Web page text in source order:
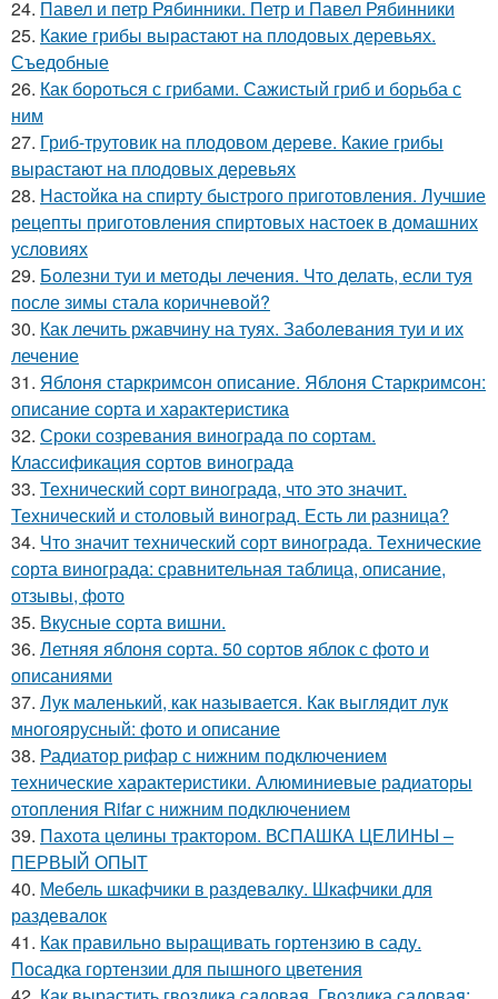
24. Павел и петр Рябинники. Петр и Павел Рябинники
25. Какие грибы вырастают на плодовых деревьях.
Съедобные
26. Как бороться с грибами. Сажистый гриб и борьба с
ним
27. Гриб-трутовик на плодовом дереве. Какие грибы
вырастают на плодовых деревьях
28. Настойка на спирту быстрого приготовления. Лучшие
рецепты приготовления спиртовых настоек в домашних
условиях
29. Болезни туи и методы лечения. Что делать, если туя
после зимы стала коричневой?
30. Как лечить ржавчину на туях. Заболевания туи и их
лечение
31. Яблоня старкримсон описание. Яблоня Старкримсон:
описание сорта и характеристика
32. Сроки созревания винограда по сортам.
Классификация сортов винограда
33. Технический сорт винограда, что это значит.
Технический и столовый виноград. Есть ли разница?
34. Что значит технический сорт винограда. Технические
сорта винограда: сравнительная таблица, описание,
отзывы, фото
35. Вкусные сорта вишни.
36. Летняя яблоня сорта. 50 сортов яблок с фото и
описаниями
37. Лук маленький, как называется. Как выглядит лук
многоярусный: фото и описание
38. Радиатор рифар с нижним подключением
технические характеристики. Алюминиевые радиаторы
отопления Rifar с нижним подключением
39. Пахота целины трактором. ВСПАШКА ЦЕЛИНЫ –
ПЕРВЫЙ ОПЫТ
40. Мебель шкафчики в раздевалку. Шкафчики для
раздевалок
41. Как правильно выращивать гортензию в саду.
Посадка гортензии для пышного цветения